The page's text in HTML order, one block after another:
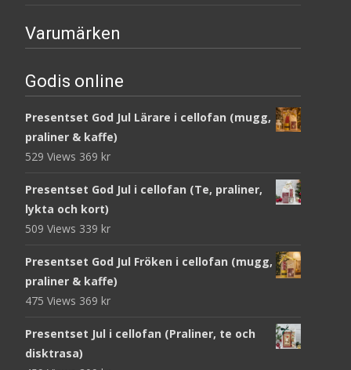
Varumärken
Godis online
Presentset God Jul Lärare i cellofan (mugg,
praliner & kaffe)
529 Views 369 kr
Presentset God Jul i cellofan (Te, praliner,
lykta och kort)
509 Views 339 kr
Presentset God Jul Fröken i cellofan (mugg,
praliner & kaffe)
475 Views 369 kr
Presentset Jul i cellofan (Praliner, te och
disktrasa)